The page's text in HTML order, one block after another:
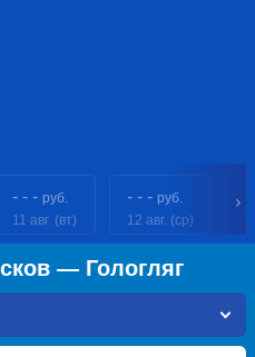
- - - руб.
11 авг. (вт)
- - - руб.
12 авг. (ср)
— Гологляг